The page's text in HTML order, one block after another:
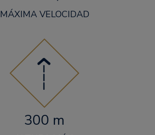
MÁXIMA VELOCIDAD
300 m